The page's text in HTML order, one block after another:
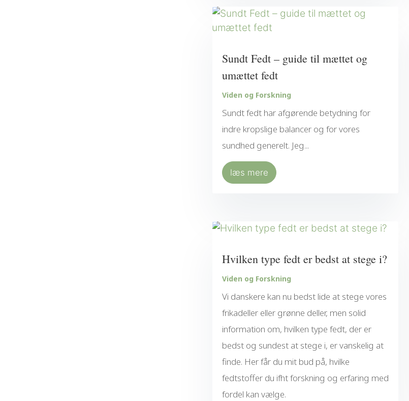
Sundt Fedt – guide til mættet og
umættet fedt
Viden og Forskning
Sundt fedt har afgørende betydning for
indre kropslige balancer og for vores
sundhed generelt. Jeg...
læs mere
Hvilken type fedt er bedst at stege i?
Viden og Forskning
Vi danskere kan nu bedst lide at stege vores
frikadeller eller grønne deller, men solid
information om, hvilken type fedt, der er
bedst og sundest at stege i, er vanskelig at
finde. Her får du mit bud på, hvilke
fedtstoffer du ifht forskning og erfaring med
fordel kan vælge.